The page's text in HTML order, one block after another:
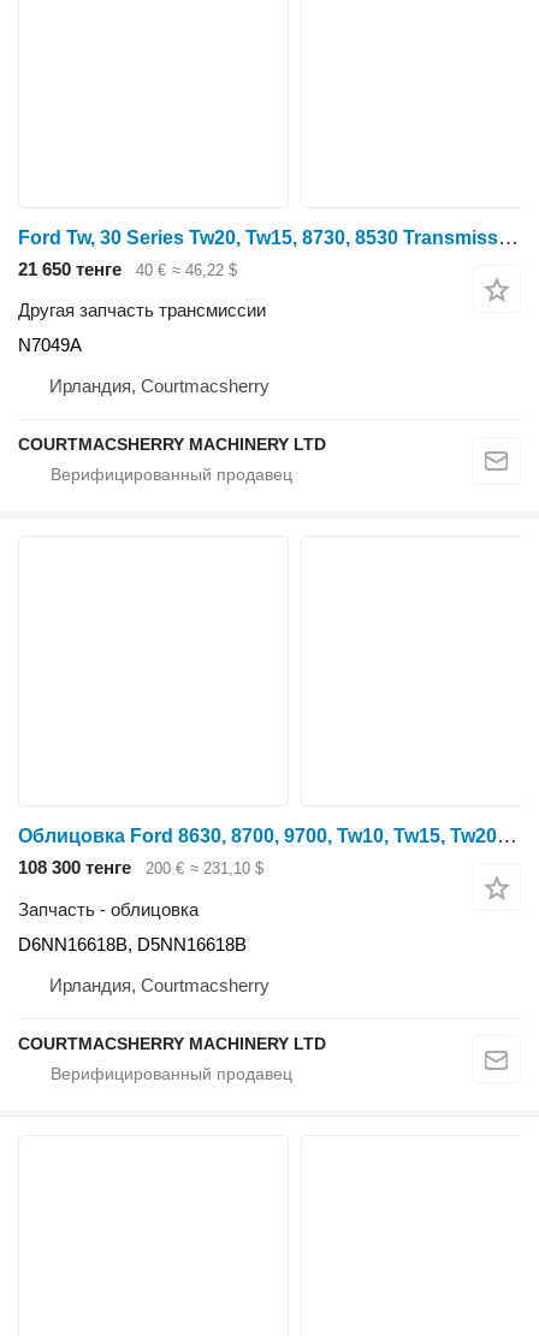
Ford Tw, 30 Series Tw20, Tw15, 8730, 8530 Transmission Retainer Plate N7049A для трактора колесного Ford 8730, 8830, 8630, 8530
21 650 тенге 40 € ≈ 46,22 $
Другая запчасть трансмиссии
N7049A
Ирландия, Courtmacsherry
COURTMACSHERRY MACHINERY LTD
Облицовка Ford 8630, 8700, 9700, Tw10, Tw15, Tw20 Side Panel Lhs D6nn16619b D6NN16618B для трактора колесного 8630
108 300 тенге 200 € ≈ 231,10 $
Запчасть - облицовка
D6NN16618B, D5NN16618B
Ирландия, Courtmacsherry
COURTMACSHERRY MACHINERY LTD